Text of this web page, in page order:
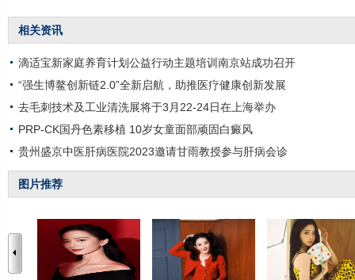
相关资讯
滴适宝新家庭养育计划公益行动主题培训南京站成功召开
“强生博鳌创新链2.0”全新启航，助推医疗健康创新发展
去毛刺技术及工业清洗展将于3月22-24日在上海举办
PRP-CK国丹色素移植 10岁女童面部顽固白癜风
贵州盛京中医肝病医院2023邀请甘雨教授参与肝病会诊
图片推荐